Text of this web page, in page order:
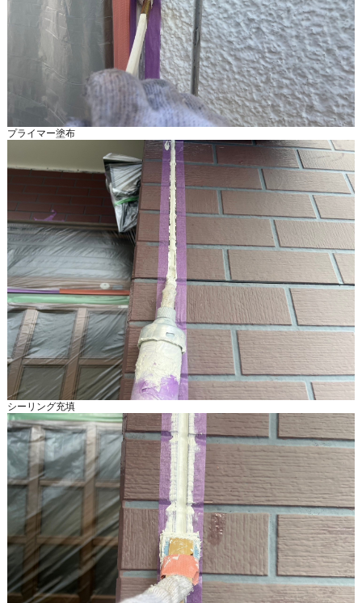
プライマー塗布
シーリング充填